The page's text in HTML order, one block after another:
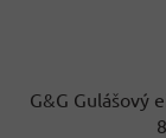
G&G Gulášový